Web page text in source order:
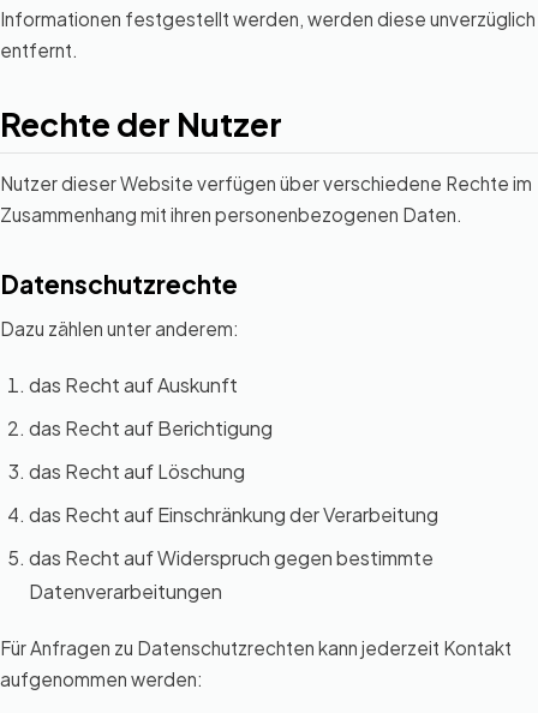
Informationen festgestellt werden, werden diese unverzüglich
entfernt.
Rechte der Nutzer
Nutzer dieser Website verfügen über verschiedene Rechte im
Zusammenhang mit ihren personenbezogenen Daten.
Datenschutzrechte
Dazu zählen unter anderem:
das Recht auf Auskunft
das Recht auf Berichtigung
das Recht auf Löschung
das Recht auf Einschränkung der Verarbeitung
das Recht auf Widerspruch gegen bestimmte
Datenverarbeitungen
Für Anfragen zu Datenschutzrechten kann jederzeit Kontakt
aufgenommen werden: